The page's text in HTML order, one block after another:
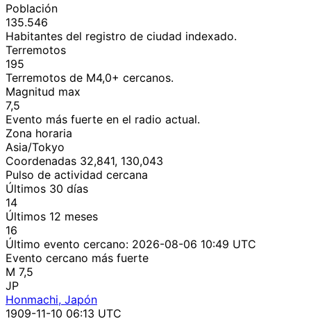
Población
135.546
Habitantes del registro de ciudad indexado.
Terremotos
195
Terremotos de M4,0+ cercanos.
Magnitud max
7,5
Evento más fuerte en el radio actual.
Zona horaria
Asia/Tokyo
Coordenadas 32,841, 130,043
Pulso de actividad cercana
Últimos 30 días
14
Últimos 12 meses
16
Último evento cercano: 2026-08-06 10:49 UTC
Evento cercano más fuerte
M 7,5
JP
Honmachi, Japón
1909-11-10 06:13 UTC